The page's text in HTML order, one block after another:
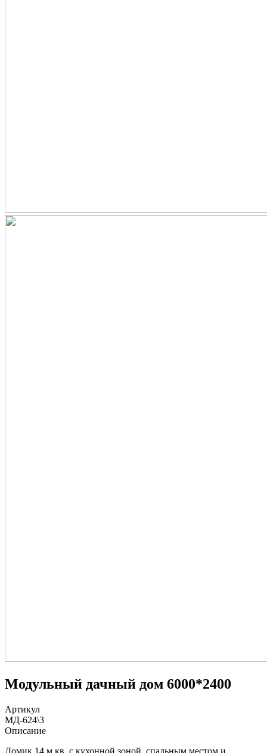
Модульный дачный дом 6000*2400
Артикул
МД-624\3
Описание
Домик 14 м.кв. c кухонной зоной, спальным местом и